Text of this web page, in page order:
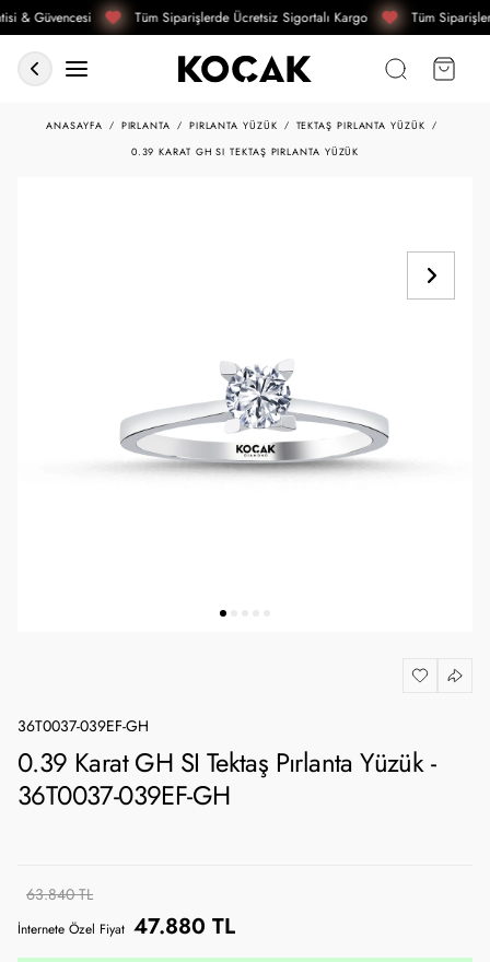
& Güvencesi Tüm Siparişlerde Ücretsiz Sigortalı Kargo Tüm
ANASAYFA PIRLANTA PIRLANTA YÜZÜK
TEKTAŞ PIRLANTA YÜZÜK
0.39 KARAT GH SI TEKTAŞ PIRLANTA YÜZÜK
36T0037-039EF-GH
0.39 Karat GH SI Tektaş Pırlanta Yüzük -
36T0037-039EF-GH
63.840 TL
İnternete Özel Fiyat 47.880 TL